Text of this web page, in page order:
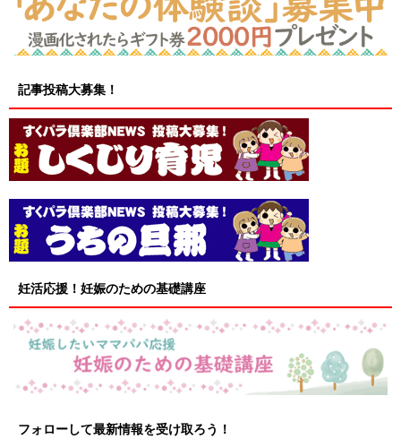
記事投稿大募集！
妊活応援！妊娠のための基礎講座
フォローして最新情報を受け取ろう！